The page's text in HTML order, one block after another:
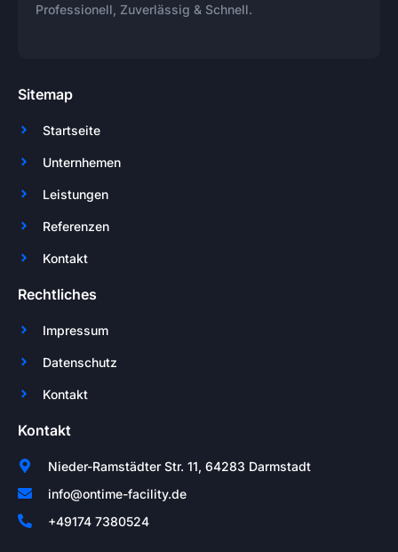
Professionell, Zuverlässig & Schnell.
Sitemap
Startseite
Unternhemen
Leistungen
Referenzen
Kontakt
Rechtliches
Impressum
Datenschutz
Kontakt
Kontakt
Nieder-Ramstädter Str. 11, 64283 Darmstadt
info@ontime-facility.de
+49174 7380524